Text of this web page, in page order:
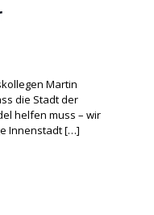
Martin
die Stadt der
helfen muss – wir
Innenstadt[…]